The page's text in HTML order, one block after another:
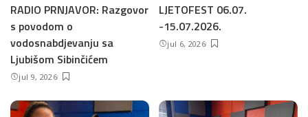
RADIO PRNJAVOR: Razgovor
s povodom o
vodosnabdjevanju sa
Ljubišom Sibinčićem
jul 9, 2026
LJETOFEST 06.07.
-15.07.2026.
jul 6, 2026